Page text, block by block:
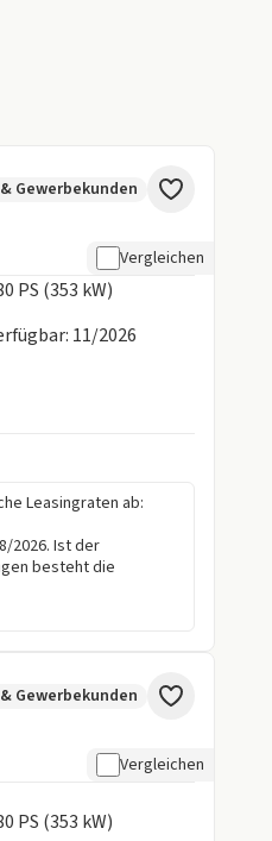
Gewerbekunden
Vergleichen
PS (353 kW)
11/2026
Leasingraten ab:
2026. Ist der
besteht die
Gewerbekunden
Vergleichen
PS (353 kW)